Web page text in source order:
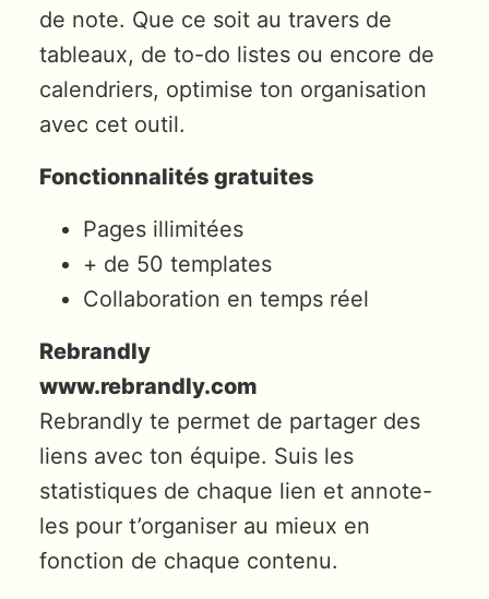
de note. Que ce soit au travers de
tableaux, de to-do listes ou encore de
calendriers, optimise ton organisation
avec cet outil.
Fonctionnalités gratuites
Pages illimitées
+ de 50 templates
Collaboration en temps réel
Rebrandly
www.rebrandly.com
Rebrandly te permet de partager des
liens avec ton équipe. Suis les
statistiques de chaque lien et annote-
les pour t’organiser au mieux en
fonction de chaque contenu.